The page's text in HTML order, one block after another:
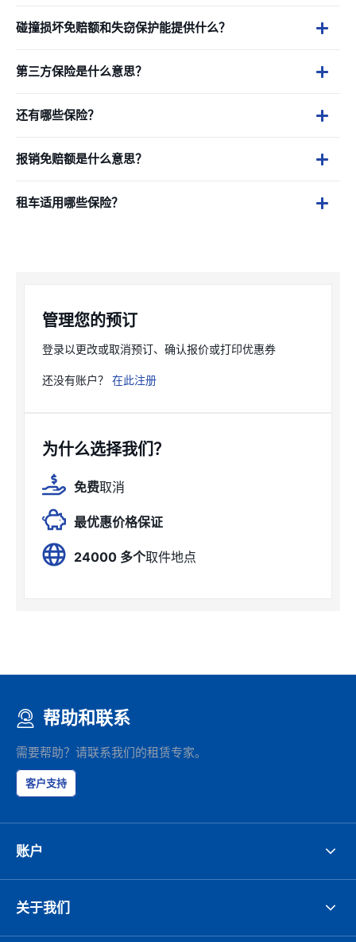
碰撞损坏免赔额和失窃保护能提供什么？
第三方保险是什么意思？
还有哪些保险？
报销免赔额是什么意思？
租车适用哪些保险？
管理您的预订
登录以更改或取消预订、确认报价或打印优惠券
还没有账户？ 在此注册
为什么选择我们？
免费取消
最优惠价格保证
24000 多个取件地点
帮助和联系
需要帮助？请联系我们的租赁专家。
客户支持
账户
关于我们